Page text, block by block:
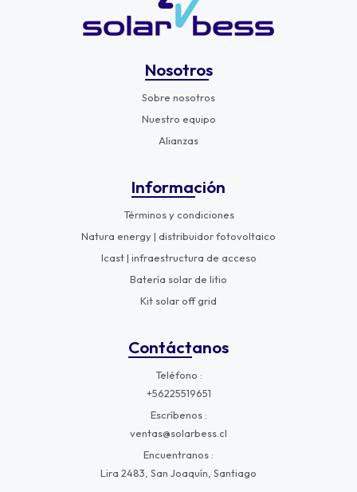
Nosotros
Sobre nosotros
Nuestro equipo
Alianzas
Información
Términos y condiciones
Natura energy | distribuidor fotovoltaico
Icast | infraestructura de acceso
Batería solar de litio
Kit solar off grid
Contáctanos
Teléfono
+56225519651
Escríbenos
ventas@solarbess.cl
Encuentranos
Lira 2483, San Joaquín, Santiago